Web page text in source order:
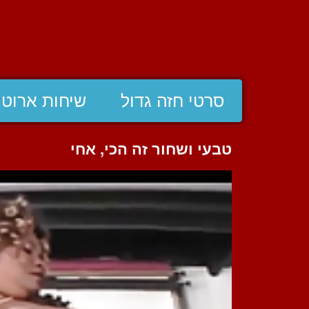
סרטי חזה גדול שיחות
טבעי ושחור זה הכי, אחי